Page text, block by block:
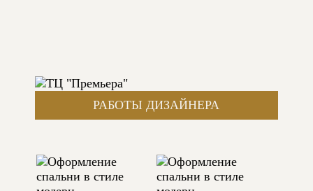
ОФОРМЛЕНИЕ СПАЛЬНИ В СТИЛЕ МОДЕРН
ТЕГИ:РАСТИТЕЛЬНЫЙ, БЕЖЕВЫЙ, 260 СМ,
МОДЕРН, ДРУГАЯ КОМНАТА
РАБОТЫ ДИЗАЙНЕРА